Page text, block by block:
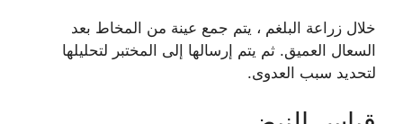
خلال زراعة البلغم ، يتم جمع عينة من المخاط بعد
السعال العميق. ثم يتم إرسالها إلى المختبر لتحليلها
لتحديد سبب العدوى.